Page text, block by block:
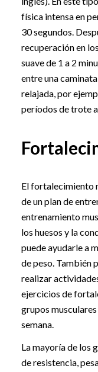
física intensa en
30 segundos.
recuperación en
suave de 1 a 2
entre una
relajada, por
períodos de trote
El fortalecimiento
de un plan de
entrenamiento
los huesos y la
puede ayudarle a
de peso. También
realizar
ejercicios de
grupos
semana.
La mayoría de los
de resistencia,